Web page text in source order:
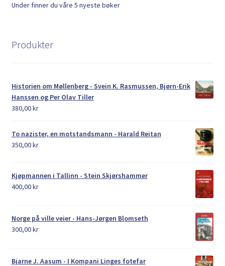
Under finner du våre 5 nyeste bøker
Produkter
Historien om Møllenberg - Svein K. Rasmussen, Bjørn-Erik
Hanssen og Per Olav Tiller
380,00kr
To nazister, en motstandsmann - Harald Reitan
350,00kr
Kjøpmannen i Tallinn - Stein Skjørshammer
400,00kr
Norge på ville veier - Hans-Jørgen Blomseth
300,00kr
Bjarne J. Aasum - I Kompani Linges fotefar